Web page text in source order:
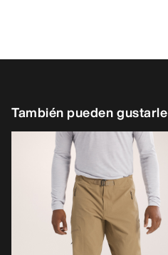
También pueden gustarle